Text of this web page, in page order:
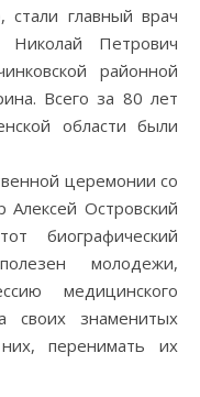
стали главный врач
Николай Петрович
районной
Всего за 80 лет
области были
церемонии со
Алексей Островский
биографический
молодежи,
медицинского
своих знаменитых
перенимать их